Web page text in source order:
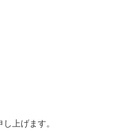
上げます。